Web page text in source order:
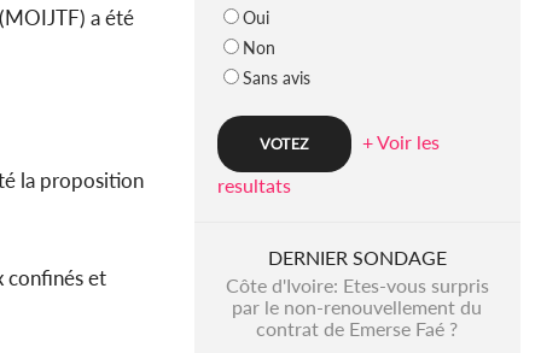
a été
la proposition
confinés et
Oui
Non
Sans avis
+ Voir les
resultats
DERNIER SONDAGE
Côte d'Ivoire: Etes-vous surpris
par le non-renouvellement du
contrat de Emerse Faé ?